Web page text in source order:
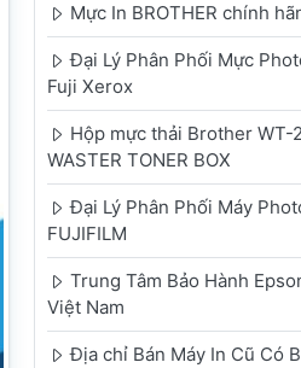
Mực In BROTHER chính
Đại Lý Phân Phối Mực
Fuji Xerox
Hộp mực thải Brother WT-
WASTER TONER BOX
Đại Lý Phân Phối Máy
FUJIFILM
Trung Tâm Bảo Hành
Việt Nam
Địa chỉ Bán Máy In Cũ Có